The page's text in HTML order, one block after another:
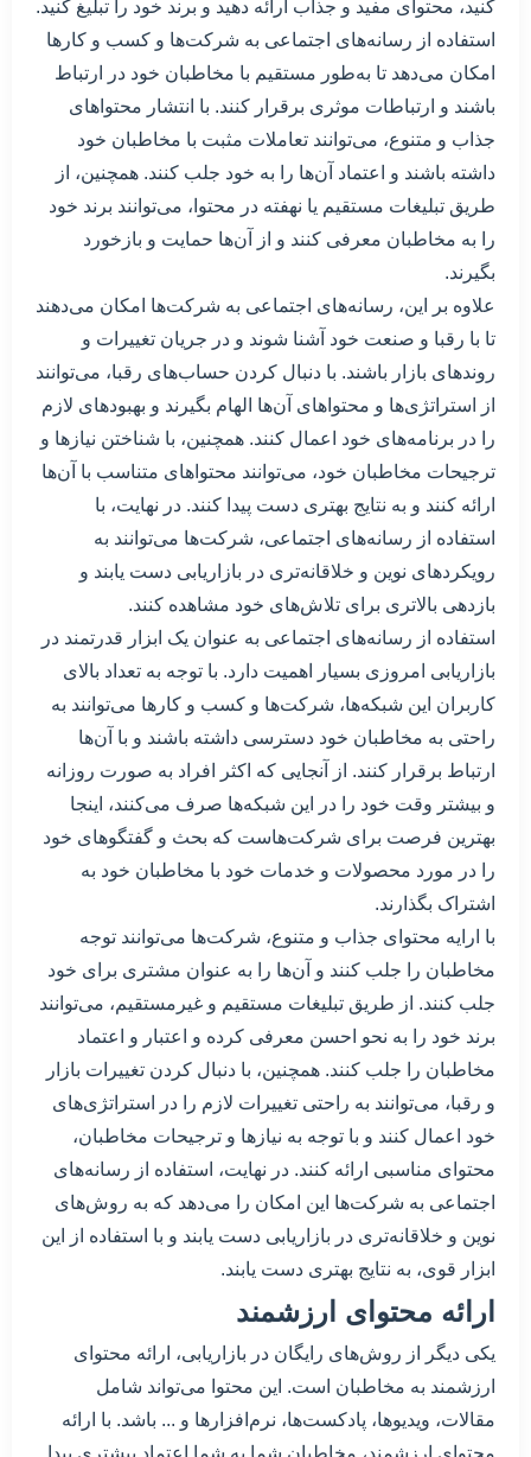
کنید، محتوای مفید و جذاب ارائه دهید و برند خود را تبلیغ کنید.
استفاده از رسانه‌های اجتماعی به شرکت‌ها و کسب و کارها
امکان می‌دهد تا به‌طور مستقیم با مخاطبان خود در ارتباط
باشند و ارتباطات موثری برقرار کنند. با انتشار محتواهای
جذاب و متنوع، می‌توانند تعاملات مثبت با مخاطبان خود
داشته باشند و اعتماد آن‌ها را به خود جلب کنند. همچنین، از
طریق تبلیغات مستقیم یا نهفته در محتوا، می‌توانند برند خود
را به مخاطبان معرفی کنند و از آن‌ها حمایت و بازخورد
بگیرند.
علاوه بر این، رسانه‌های اجتماعی به شرکت‌ها امکان می‌دهند
تا با رقبا و صنعت خود آشنا شوند و در جریان تغییرات و
روندهای بازار باشند. با دنبال کردن حساب‌های رقبا، می‌توانند
از استراتژی‌ها و محتواهای آن‌ها الهام بگیرند و بهبودهای لازم
را در برنامه‌های خود اعمال کنند. همچنین، با شناختن نیازها و
ترجیحات مخاطبان خود، می‌توانند محتواهای متناسب با آن‌ها
ارائه کنند و به نتایج بهتری دست پیدا کنند. در نهایت، با
استفاده از رسانه‌های اجتماعی، شرکت‌ها می‌توانند به
رویکردهای نوین و خلاقانه‌تری در بازاریابی دست یابند و
بازدهی بالاتری برای تلاش‌های خود مشاهده کنند.
استفاده از رسانه‌های اجتماعی به عنوان یک ابزار قدرتمند در
بازاریابی امروزی بسیار اهمیت دارد. با توجه به تعداد بالای
کاربران این شبکه‌ها، شرکت‌ها و کسب و کارها می‌توانند به
راحتی به مخاطبان خود دسترسی داشته باشند و با آن‌ها
ارتباط برقرار کنند. از آنجایی که اکثر افراد به صورت روزانه
و بیشتر وقت خود را در این شبکه‌ها صرف می‌کنند، اینجا
بهترین فرصت برای شرکت‌هاست که بحث و گفتگوهای خود
را در مورد محصولات و خدمات خود با مخاطبان خود به
اشتراک بگذارند.
با ارایه محتوای جذاب و متنوع، شرکت‌ها می‌توانند توجه
مخاطبان را جلب کنند و آن‌ها را به عنوان مشتری برای خود
جلب کنند. از طریق تبلیغات مستقیم و غیرمستقیم، می‌توانند
برند خود را به نحو احسن معرفی کرده و اعتبار و اعتماد
مخاطبان را جلب کنند. همچنین، با دنبال کردن تغییرات بازار
و رقبا، می‌توانند به راحتی تغییرات لازم را در استراتژی‌های
خود اعمال کنند و با توجه به نیازها و ترجیحات مخاطبان،
محتوای مناسبی ارائه کنند. در نهایت، استفاده از رسانه‌های
اجتماعی به شرکت‌ها این امکان را می‌دهد که به روش‌های
نوین و خلاقانه‌تری در بازاریابی دست یابند و با استفاده از این
ابزار قوی، به نتایج بهتری دست یابند.
ارائه محتوای ارزشمند
یکی دیگر از روش‌های رایگان در بازاریابی، ارائه محتوای
ارزشمند به مخاطبان است. این محتوا می‌تواند شامل
مقالات، ویدیوها، پادکست‌ها، نرم‌افزارها و ... باشد. با ارائه
محتوای ارزشمند، مخاطبان شما به شما اعتماد بیشتری پیدا